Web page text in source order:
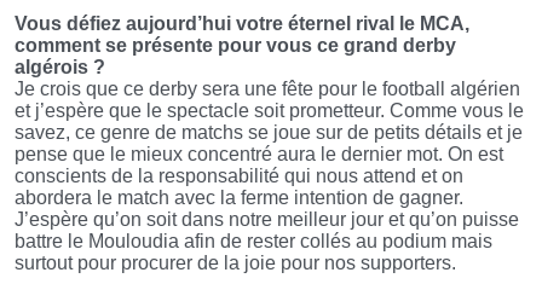
Vous défiez aujourd’hui votre éternel rival le MCA,
comment se présente pour vous ce grand derby
algérois ?
Je crois que ce derby sera une fête pour le football algérien
et j’espère que le spectacle soit prometteur. Comme vous le
savez, ce genre de matchs se joue sur de petits détails et je
pense que le mieux concentré aura le dernier mot. On est
conscients de la responsabilité qui nous attend et on
abordera le match avec la ferme intention de gagner.
J’espère qu’on soit dans notre meilleur jour et qu’on puisse
battre le Mouloudia afin de rester collés au podium mais
surtout pour procurer de la joie pour nos supporters.